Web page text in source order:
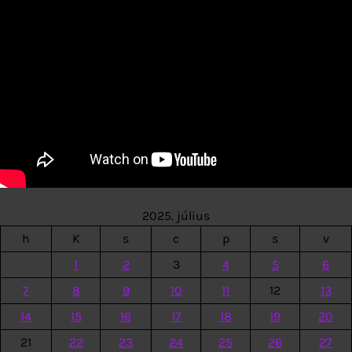
2025. július
h
K s c p s
v
1
2 3 4 5
6
7
8 9 10 11 12
13
14
15 16 17 18 19
20
21
22 23 24 25 26 27